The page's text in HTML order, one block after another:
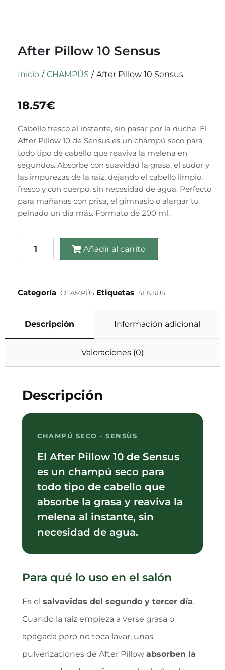
After Pillow 10 Sensus
Inicio / CHAMPÚS / After Pillow 10 Sensus
18.57€
Cabello fresco al instante, sin pasar por la ducha. El
After Pillow 10 de Sensus es un champú seco para
todo tipo de cabello que reaviva la melena en
segundos. Absorbe con suavidad la grasa, el sudor y
las impurezas de la raíz, dejando el cabello limpio,
fresco y con cuerpo, sin necesidad de agua. Perfecto
para mañanas con prisa, el gimnasio o alargar tu
peinado un día más. Formato de 200 ml.
Añadir al carrito
Categoría CHAMPÚS Etiquetas SENSÙS
Descripción Información adicional
Valoraciones (0)
Descripción
CHAMPÚ SECO · SENSÙS
El After Pillow 10 de Sensus
es un champú seco para
todo tipo de cabello que
absorbe la grasa y reaviva la
melena al instante, sin
necesidad de agua.
Para qué lo uso en el salón
Es el salvavidas del segundo y tercer día.
Cuando la raíz empieza a verse grasa o
apagada pero no toca lavar, unas
pulverizaciones de After Pillow absorben la